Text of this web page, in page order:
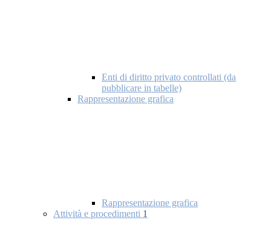
Enti di diritto privato controllati (da
pubblicare in tabelle)
Rappresentazione grafica
Rappresentazione grafica
Attività e procedimenti 1